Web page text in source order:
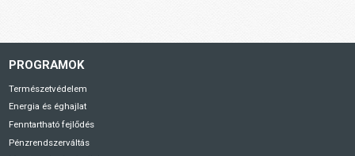
PROGRAMOK
Természetvédelem
Energia és éghajlat
Fenntartható fejlődés
Pénzrendszerváltás